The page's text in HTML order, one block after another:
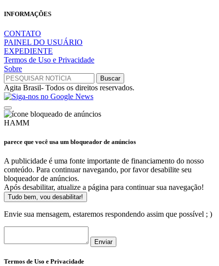
INFORMAÇÕES
CONTATO
PAINEL DO USUÁRIO
EXPEDIENTE
Termos de Uso e Privacidade
Sobre
Agita Brasil- Todos os direitos reservados.
HAMM
parece que você usa um bloqueador de anúncios
A publicidade é uma fonte importante de financiamento do nosso
conteúdo. Para continuar navegando, por favor desabilite seu
bloqueador de anúncios.
Após desabilitar, atualize a página para continuar sua navegação!
Tudo bem, vou desabilitar!
Envie sua mensagem, estaremos respondendo assim que possível ; )
Enviar
Termos de Uso e Privacidade